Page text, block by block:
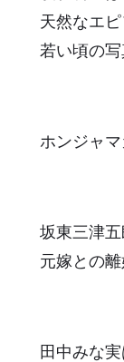
天然なエピ
若い頃の
ホンジャ
坂東三津
元嫁との
田中みな